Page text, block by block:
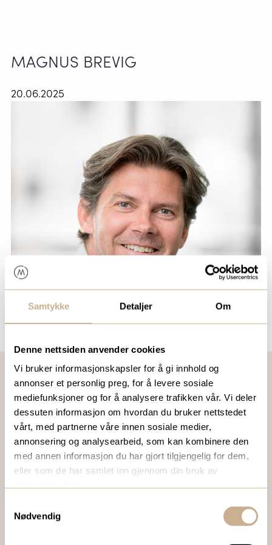
Samtykke Detaljer Om
Denne nettsiden anvender cookies
Vi bruker informasjonskapsler for å gi innhold og
annonser et personlig preg, for å levere sosiale
mediefunksjoner og for å analysere trafikken vår. Vi deler
dessuten informasjon om hvordan du bruker nettstedet
vårt, med partnerne våre innen sosiale medier,
annonsering og analysearbeid, som kan kombinere den
med annen informasjon du har gjort tilgjengelig for dem,
eller som de har samlet inn gjennom din bruk av
Nødvendig
MAGNUS BREVIG
20.06.2025
VIL DU VITE MER OM VÅRE PRODUKTER?
Ta kontakt med en av våre medarbeidere, eller send en e-
post tilortomedic@ortomedic.no
Ta kontakt